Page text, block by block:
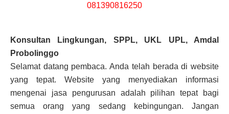
081390816250
Konsultan Lingkungan, SPPL, UKL UPL, Amdal
Probolinggo
Selamat datang pembaca. Anda telah berada di website
yang tepat. Website yang menyediakan informasi
mengenai jasa pengurusan adalah pilihan tepat bagi
semua orang yang sedang kebingungan. Jangan